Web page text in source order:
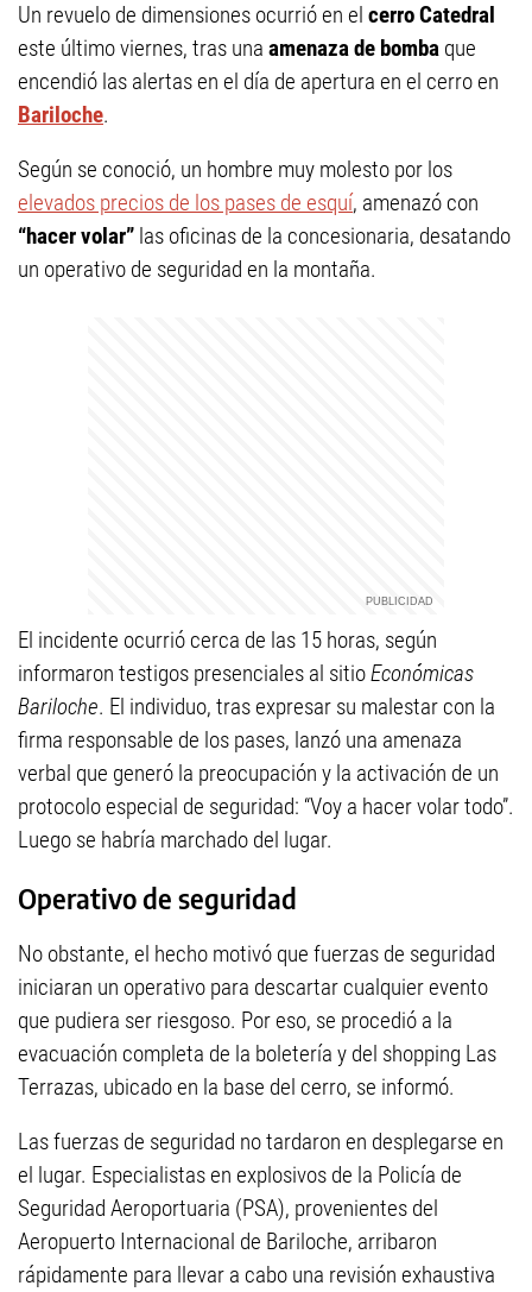
Un revuelo de dimensiones ocurrió en el cerro Catedral
este último viernes, tras una amenaza de bomba que
encendió las alertas en el día de apertura en el cerro en
Bariloche.
Según se conoció, un hombre muy molesto por los
elevados precios de los pases de esquí, amenazó con
“hacer volar” las oficinas de la concesionaria, desatando
un operativo de seguridad en la montaña.
El incidente ocurrió cerca de las 15 horas, según
informaron testigos presenciales al sitioEconómicas
Bariloche. El individuo, tras expresar su malestar con la
firma responsable de los pases, lanzó una amenaza
verbal que generó la preocupación y la activación de un
protocolo especial de seguridad: “Voy a hacer volar todo”.
Luego se habría marchado del lugar.
Operativo de seguridad
No obstante, el hecho motivó que fuerzas de seguridad
iniciaran un operativo para descartar cualquier evento
que pudiera ser riesgoso. Por eso, se procedió a la
evacuación completa de la boletería y del shopping Las
Terrazas, ubicado en la base del cerro, se informó.
Las fuerzas de seguridad no tardaron en desplegarse en
el lugar. Especialistas en explosivos de la Policía de
Seguridad Aeroportuaria (PSA), provenientes del
Aeropuerto Internacional de Bariloche, arribaron
rápidamente para llevar a cabo una revisión exhaustiva